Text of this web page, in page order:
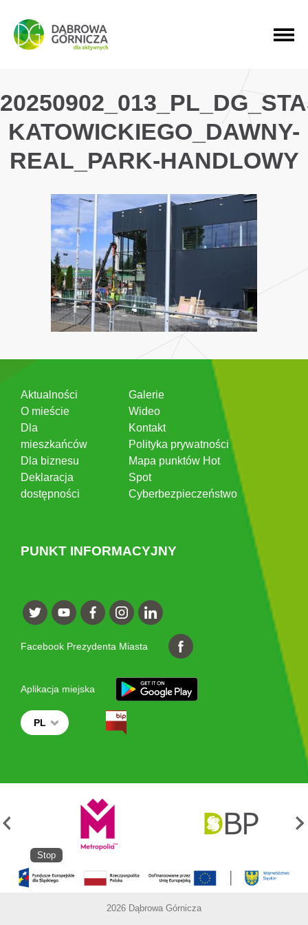
PRZEJDŹ DO MENU GŁÓWNEGO
PRZEJDŹ DO WYSZUKIWARKI
PRZEJDŹ DO TREŚCI
KATOWICKIEGO_DAWNY-
REAL_PARK-HANDLOWY
Aktualności
O mieście
Dla
mieszkańców
Dla biznesu
Deklaracja
dostępności
Galerie
Wideo
Kontakt
Polityka prywatności
Mapa punktów Hot
Spot
Cyberbezpieczeństwo
PUNKT INFORMACYJNY
Facebook Prezydenta Miasta
Aplikacja miejska
PL
Stop
2026 Dąbrowa Górnicza